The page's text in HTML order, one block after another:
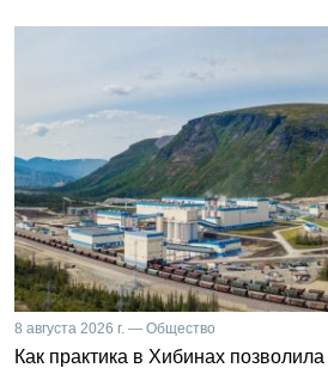
8 августа 2026 г. — Общество
Как практика в Хибинах